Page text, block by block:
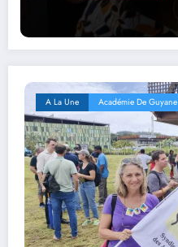
A La Une Académie De Guyane